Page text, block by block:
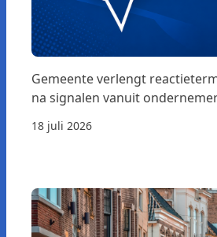
Gemeente verlengt
na signalen vanuit
18 juli 2026